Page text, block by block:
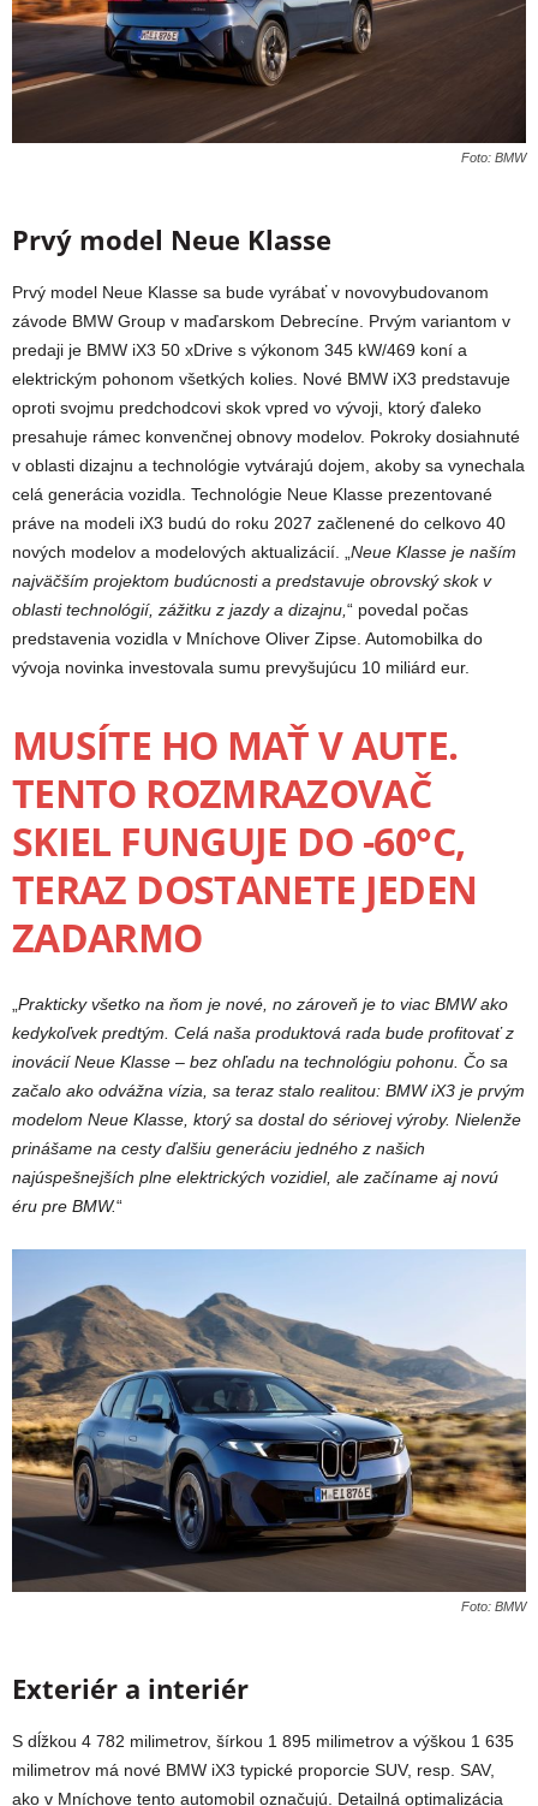
Foto: BMW
Prvý model Neue Klasse
Prvý model Neue Klasse sa bude vyrábať v novovybudovanom
závode BMW Group v maďarskom Debrecíne. Prvým variantom v
predaji je BMW iX3 50 xDrive s výkonom 345 kW/469 koní a
elektrickým pohonom všetkých kolies. Nové BMW iX3 predstavuje
oproti svojmu predchodcovi skok vpred vo vývoji, ktorý ďaleko
presahuje rámec konvenčnej obnovy modelov. Pokroky dosiahnuté
v oblasti dizajnu a technológie vytvárajú dojem, akoby sa vynechala
celá generácia vozidla. Technológie Neue Klasse prezentované
práve na modeli iX3 budú do roku 2027 začlenené do celkovo 40
nových modelov a modelových aktualizácií.
Neue Klasse je naším
najväčším projektom budúcnosti a predstavuje obrovský skok v
oblasti technológií, zážitku z jazdy a dizajnu, “ povedal počas
predstavenia vozidla v Mníchove Oliver Zipse. Automobilka do
vývoja novinka investovala sumu prevyšujúcu 10 miliárd eur.
MUSÍTE HO MAŤ V AUTE.
TENTO ROZMRAZOVAČ
SKIEL FUNGUJE DO -60°C,
TERAZ DOSTANETE JEDEN
ZADARMO
Prakticky všetko na ňom je nové, no zároveň je to viac BMW ako
kedykoľvek predtým. Celá naša produktová rada bude profitovať z
inovácií Neue Klasse – bez ohľadu na technológiu pohonu. Čo sa
začalo ako odvážna vízia, sa teraz stalo realitou: BMW iX3 je prvým
modelom Neue Klasse, ktorý sa dostal do sériovej výroby. Nielenže
prinášame na cesty ďalšiu generáciu jedného z našich
najúspešnejších plne elektrických vozidiel, ale začíname aj novú
éru pre BMW.“
Foto: BMW
Exteriér a interiér
S dĺžkou 4 782 milimetrov, šírkou 1 895 milimetrov a výškou 1 635
milimetrov má nové BMW iX3 typické proporcie SUV, resp. SAV,
ako v Mníchove tento automobil označujú. Detailná optimalizácia